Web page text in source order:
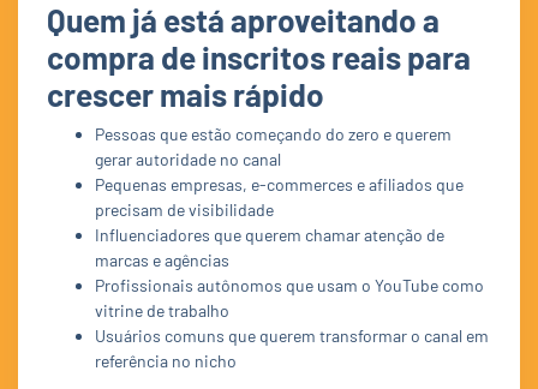
Quem já está aproveitando a
compra de inscritos reais para
crescer mais rápido
Pessoas que estão começando do zero e querem
gerar autoridade no canal
Pequenas empresas, e-commerces e afiliados que
precisam de visibilidade
Influenciadores que querem chamar atenção de
marcas e agências
Profissionais autônomos que usam o YouTube como
vitrine de trabalho
Usuários comuns que querem transformar o canal em
referência no nicho